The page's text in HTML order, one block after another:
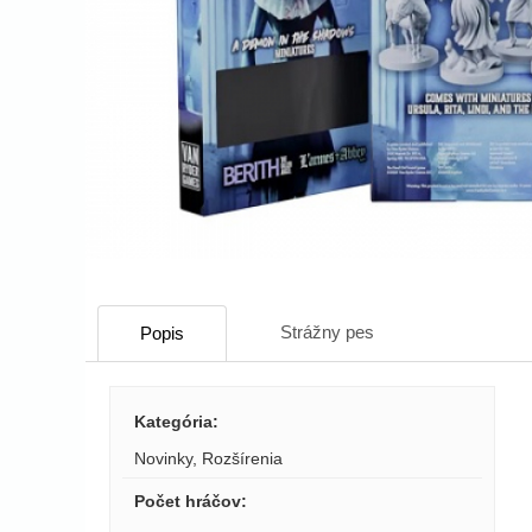
Popis Strážny pes
Kategória:
Novinky, Rozšírenia
Počet hráčov: